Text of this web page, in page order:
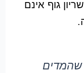
גוף אינם
שהמדים